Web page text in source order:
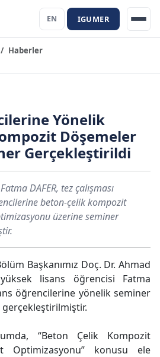
EN IGUMER
Haberler
Yönelik
Döşemeler
Gerçekleştirildi
DAFER, tez çalışması
beton-çelik kompozit
üzerine seminer
Başkanımız Doç. Dr. Ahmad
yüksek lisans öğrencisi Fatma
öğrencilerine yönelik seminer
“Beton Çelik Kompozit
Optimizasyonu” konusu ele